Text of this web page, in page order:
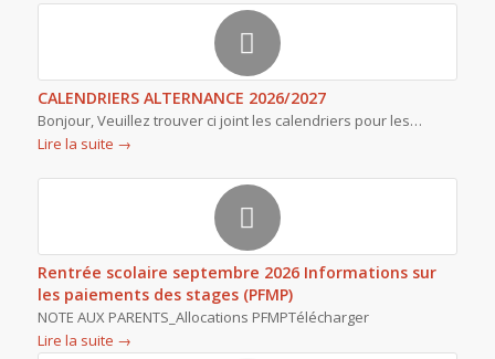
CALENDRIERS ALTERNANCE 2026/2027
Bonjour, Veuillez trouver ci joint les calendriers pour les…
Lire la suite →
Rentrée scolaire septembre 2026 Informations sur
les paiements des stages (PFMP)
NOTE AUX PARENTS_Allocations PFMPTélécharger
Lire la suite →